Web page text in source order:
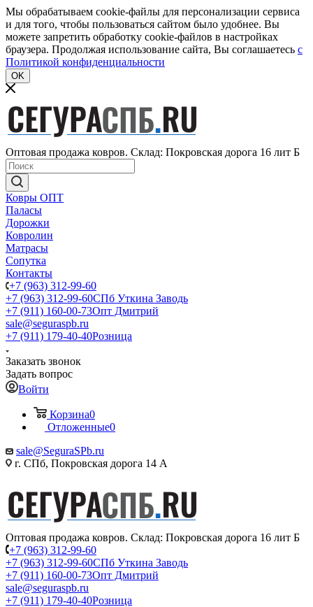
Мы обрабатываем cookie-файлы для персонализации сервиса
и для того, чтобы пользоваться сайтом было удобнее. Вы
можете запретить обработку cookie-файлов в настройках
браузера. Продолжая использование сайта, Вы соглашаетесь c
Политикой конфиденциальности
OK
Оптовая продажа ковров. Склад: Покровская дорога 16 лит Б
Ковры ОПТ
Паласы
Дорожки
Ковролин
Матрасы
Сопутка
Контакты
+7 (963) 312-99-60
+7 (963) 312-99-60СПб Уткина Заводь
+7 (911) 160-00-73Опт Дмитрий
sale@seguraspb.ru
+7 (911) 179-40-40Розница
Заказать звонок
Задать вопрос
Войти
Корзина0
Отложенные0
sale@SeguraSPb.ru
г. СПб, Покровская дорога 14 А
Оптовая продажа ковров. Склад: Покровская дорога 16 лит Б
+7 (963) 312-99-60
+7 (963) 312-99-60СПб Уткина Заводь
+7 (911) 160-00-73Опт Дмитрий
sale@seguraspb.ru
+7 (911) 179-40-40Розница